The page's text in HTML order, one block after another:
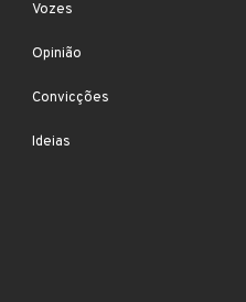
Vozes
Opinião
Convicções
Ideias